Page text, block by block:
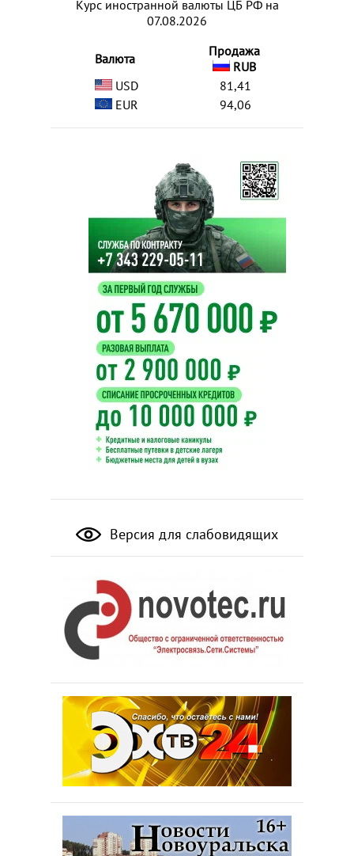
Курс иностранной валюты ЦБ РФ на
07.08.2026
Валюта
Продажа
RUB
USD
81,41
EUR
94,06
Версия для слабовидящих